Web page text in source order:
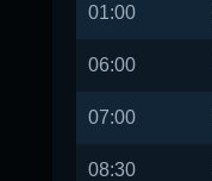
01:00
06:00
07:00
08:30